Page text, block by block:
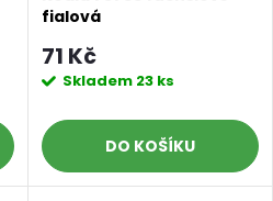
fialová
71 Kč
Skladem 23 ks
DO KOŠÍKU